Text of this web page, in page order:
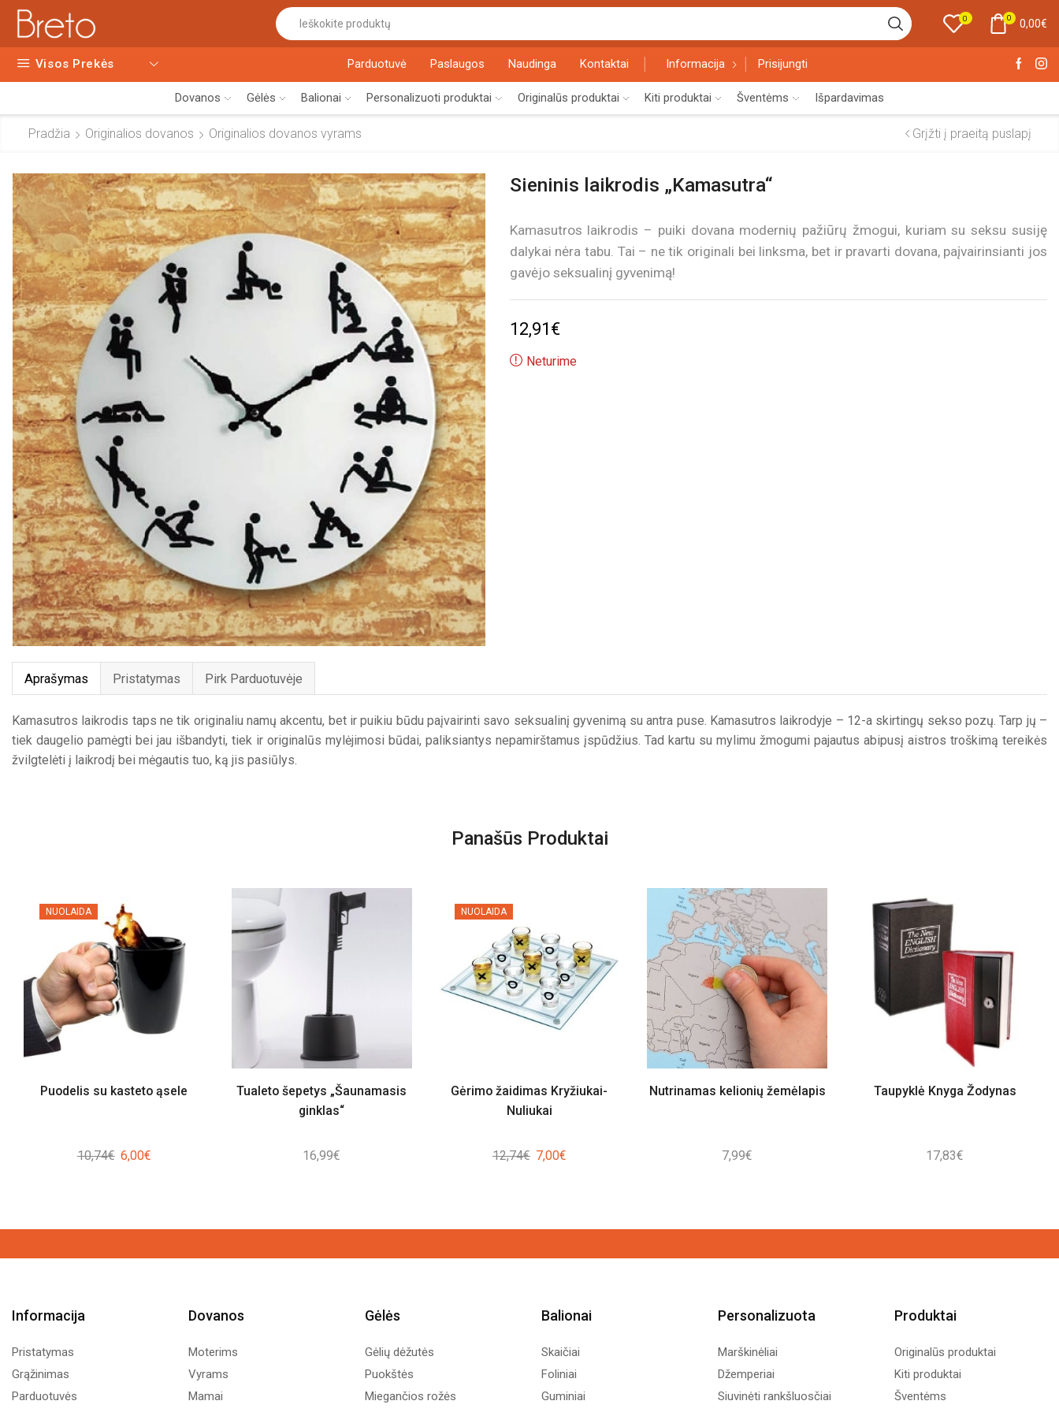
input
0 0 0,00€
Visos Prekės Parduotuvė Paslaugos Naudinga Kontaktai Informacija Prisijungti
Dovanos Gėlės Balionai Personalizuoti produktai Originalūs produktai Kiti produktai Šventėms Išpardavimas
Pradžia Originalios dovanos Originalios dovanos vyrams Grįžti į praeitą puslapį
Sieninis laikrodis „Kamasutra“
Kamasutros laikrodis – puiki dovana modernių pažiūrų žmogui, kuriam su seksu susiję
dalykai nėra tabu. Tai – ne tik originali bei linksma, bet ir pravarti dovana, paįvairinsianti jos
gavėjo seksualinį gyvenimą!
12,91 €
Neturime
Aprašymas Pristatymas Pirk Parduotuvėje
Kamasutros laikrodis taps ne tik originaliu namų akcentu, bet ir puikiu būdu paįvairinti savo seksualinį gyvenimą su antra puse. Kamasutros laikrodyje – 12-a skirtingų sekso pozų. Tarp jų –
tiek daugelio pamėgti bei jau išbandyti, tiek ir originalūs mylėjimosi būdai, paliksiantys nepamirštamus įspūdžius. Tad kartu su mylimu žmogumi pajautus abipusį aistros troškimą tereikės
žvilgtelėti į laikrodį bei mėgautis tuo, ką jis pasiūlys.
Panašūs Produktai
NUOLAIDA
Puodelis su kasteto ąsele
10,74€ Original
6,00€Current
Tualeto šepetys „Šaunamasis
ginklas“
16,99€
NUOLAIDA
Gėrimo žaidimas Kryžiukai-
Nuliukai
12,74€ Original
7,00€Current
Nutrinamas kelionių žemėlapis
7,99€
Taupyklė Knyga Žodynas
17,83€
Informacija
Pristatymas
Grąžinimas
Parduotuvės
Dovanos
Moterims
Vyrams
Mamai
Gėlės
Gėlių dėžutės
Puokštės
Miegančios rožės
Balionai
Skaičiai
Foliniai
Guminiai
Personalizuota
Marškinėliai
Džemperiai
Siuvinėti rankšluosčiai
Produktai
Originalūs produktai
Kiti produktai
Šventėms